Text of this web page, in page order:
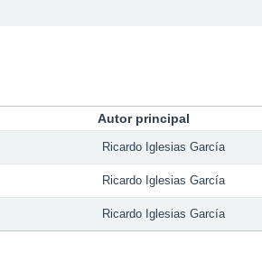
Autor principal
Ricardo Iglesias García
Ricardo Iglesias García
Ricardo Iglesias García